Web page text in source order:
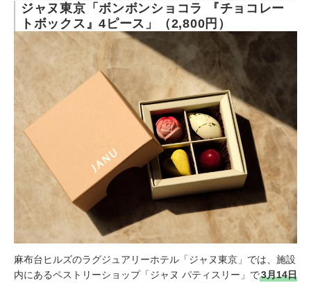
ジャヌ東京「ボンボンショコラ 『チョコレー
トボックス』4ピース」（2,800円）
麻布台ヒルズのラグジュアリーホテル「ジャヌ東京」では、施設
内にあるペストリーショップ「ジャヌ パティスリー」で3月14日